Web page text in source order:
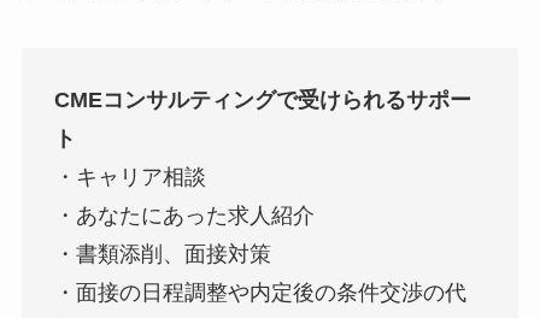
CMEコンサルティングで受けられるサポー
ト
・キャリア相談
・あなたにあった求人紹介
・書類添削、面接対策
・面接の日程調整や内定後の条件交渉の代